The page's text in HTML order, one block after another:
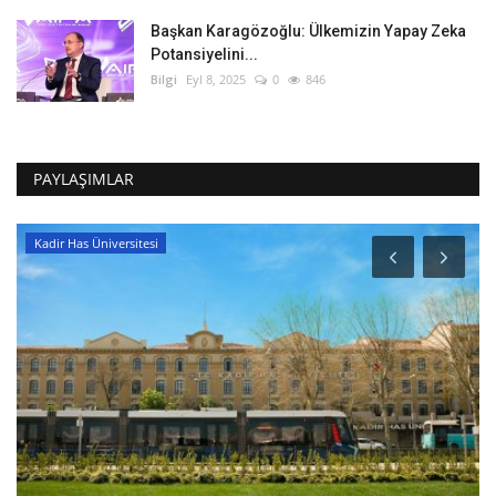
Başkan Karagözoğlu: Ülkemizin Yapay Zeka
Potansiyelini...
Bilgi Eyl 8, 2025 0 846
PAYLAŞIMLAR
Kadir Has Üniversitesi